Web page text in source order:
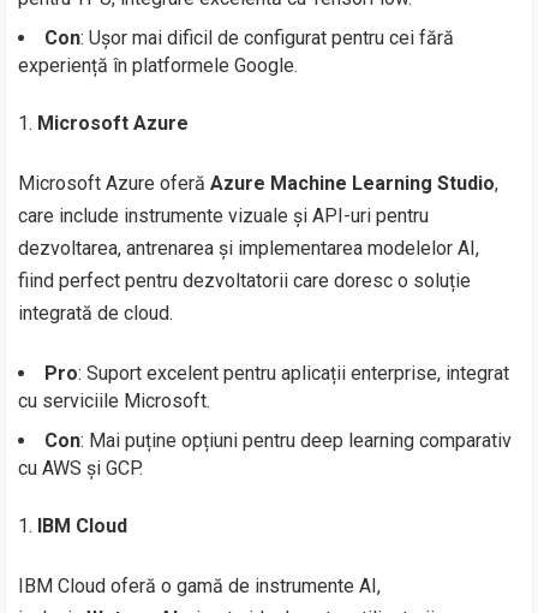
Con: Ușor mai dificil de configurat pentru cei fără
experiență în platformele Google.
Microsoft Azure
Microsoft Azure oferăAzure Machine Learning Studio,
care include instrumente vizuale și API-uri pentru
dezvoltarea, antrenarea și implementarea modelelor AI,
fiind perfect pentru dezvoltatorii care doresc o soluție
integrată de cloud.
Pro: Suport excelent pentru aplicații enterprise, integrat
cu serviciile Microsoft.
Con: Mai puține opțiuni pentru deep learning comparativ
cu AWS și GCP.
IBM Cloud
IBM Cloud oferă o gamă de instrumente AI,